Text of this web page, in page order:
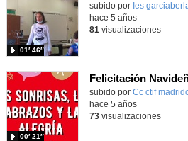
Contenido educativo.
subido por Ies
01′ 46″
hace 5 años
81 visualizaciones
Felicitación
subido por Cc ctif
00′ 21″
hace 5 años
73visualizaciones